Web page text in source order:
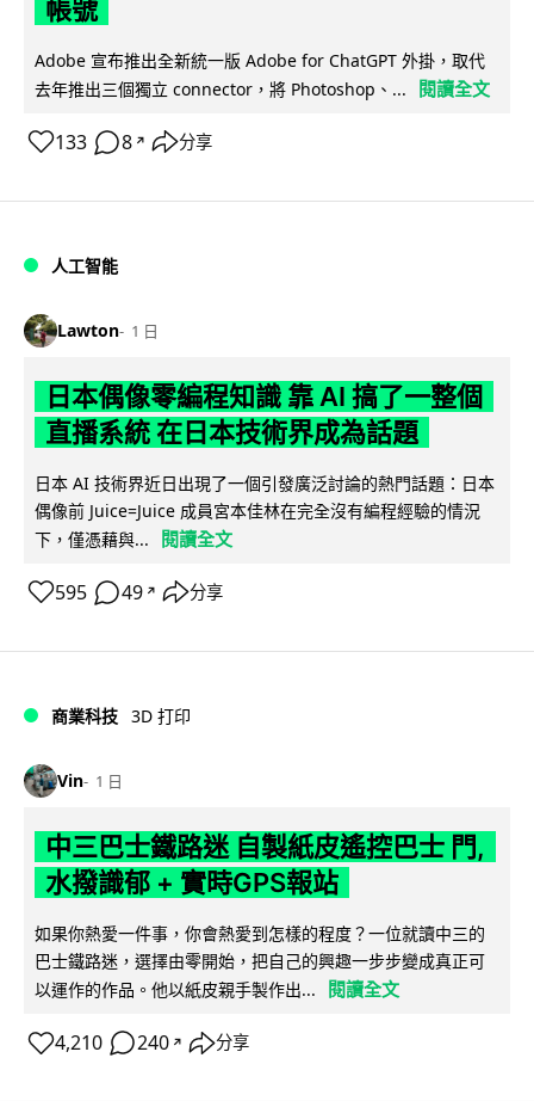
帳號
Adobe 宣布推出全新統一版 Adobe for ChatGPT 外掛，取代
去年推出三個獨立 connector，將 Photoshop、...
閱讀全文
133 8 ↗ 分享
人工智能
Lawton 1 日
日本偶像零編程知識 靠 AI 搞了一整個
直播系統 在日本技術界成為話題
日本 AI 技術界近日出現了一個引發廣泛討論的熱門話題：日本
偶像前 Juice=Juice 成員宮本佳林在完全沒有編程經驗的情況
下，僅憑藉與...
閱讀全文
595 49 ↗ 分享
商業科技 3D 打印
Vin 1 日
中三巴士鐵路迷 自製紙皮遙控巴士 門,
水撥識郁 + 實時GPS報站
如果你熱愛一件事，你會熱愛到怎樣的程度？一位就讀中三的
巴士鐵路迷，選擇由零開始，把自己的興趣一步步變成真正可
以運作的作品。他以紙皮親手製作出...
閱讀全文
4,210 240 ↗ 分享